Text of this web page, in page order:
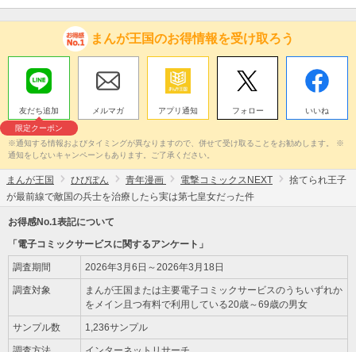
まんが王国のお得情報を受け取ろう
友だち追加
限定クーポン
メルマガ アプリ通知 フォロー いいね
※通知する情報およびタイミングが異なりますので、併せて受け取ることをお勧めします。 ※
通知をしないキャンペーンもあります。ご了承ください。
まんが王国 ひびぽん 青年漫画 電撃コミックスNEXT
捨てられ王子
が最前線で敵国の兵士を治療したら実は第七皇女だった件
お得感No.1表記について
「電子コミックサービスに関するアンケート」
調査期間 2026年3月6日～2026年3月18日
調査対象
まんが王国または主要電子コミックサービスのうちいずれか
をメイン且つ有料で利用している20歳～69歳の男女
サンプル数 1,236サンプル